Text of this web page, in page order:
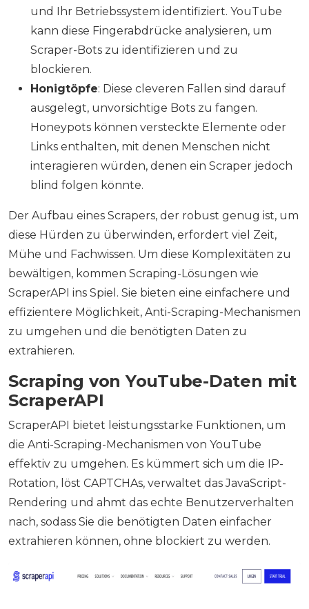
und Ihr Betriebssystem identifiziert. YouTube
kann diese Fingerabdrücke analysieren, um
Scraper-Bots zu identifizieren und zu
blockieren.
Honigtöpfe: Diese cleveren Fallen sind darauf
ausgelegt, unvorsichtige Bots zu fangen.
Honeypots können versteckte Elemente oder
Links enthalten, mit denen Menschen nicht
interagieren würden, denen ein Scraper jedoch
blind folgen könnte.
Der Aufbau eines Scrapers, der robust genug ist, um
diese Hürden zu überwinden, erfordert viel Zeit,
Mühe und Fachwissen. Um diese Komplexitäten zu
bewältigen, kommen Scraping-Lösungen wie
ScraperAPI ins Spiel. Sie bieten eine einfachere und
effizientere Möglichkeit, Anti-Scraping-Mechanismen
zu umgehen und die benötigten Daten zu
extrahieren.
Scraping von YouTube-Daten mit
ScraperAPI
ScraperAPI bietet leistungsstarke Funktionen, um
die Anti-Scraping-Mechanismen von YouTube
effektiv zu umgehen. Es kümmert sich um die IP-
Rotation, löst CAPTCHAs, verwaltet das JavaScript-
Rendering und ahmt das echte Benutzerverhalten
nach, sodass Sie die benötigten Daten einfacher
extrahieren können, ohne blockiert zu werden.